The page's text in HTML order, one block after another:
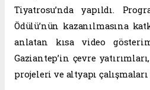
Tiyatrosu’nda yapıldı.
Ödülü’nün kazanılmasına
anlatan kısa video
Gaziantep’in çevre
projeleri ve altyapı çalışmaları